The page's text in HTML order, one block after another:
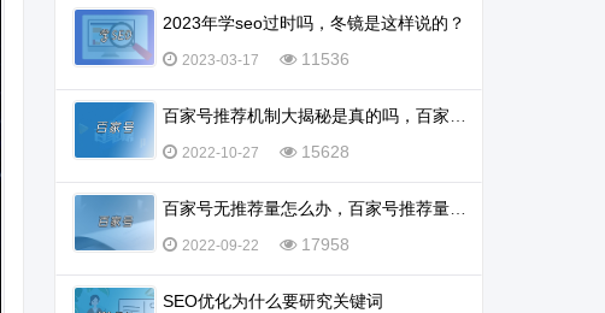
2023年学seo过时吗，冬镜是这样说的？
2023-03-17 11536
2022-10-27 15628
2022-09-22 17958
SEO优化为什么要研究关键词